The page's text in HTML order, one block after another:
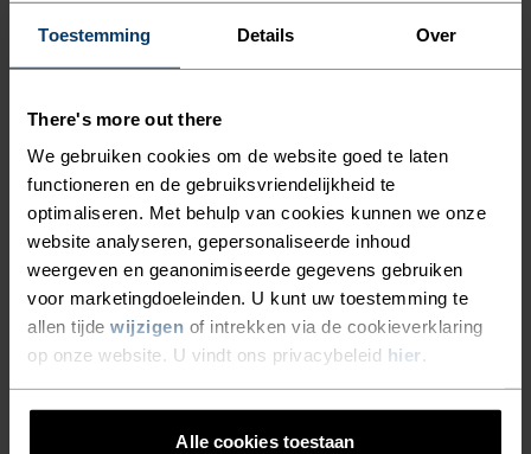
Toestemming Details Over
There's more out there
We gebruiken cookies om de website goed te laten
functioneren en de gebruiksvriendelijkheid te
optimaliseren. Met behulp van cookies kunnen we onze
website analyseren, gepersonaliseerde inhoud
weergeven en geanonimiseerde gegevens gebruiken
voor marketingdoeleinden. U kunt uw toestemming te
allen tijde wijzigen of intrekken via de cookieverklaring
op onze website. U vindt ons privacybeleid hier .
Alle cookies toestaan
-30%
Zeroweight Pro Warm
Reflective Hardloopjack
€132,95€189,95
(5)
Hardloopjack
€97,95€139,95
(13)
-30%
% %
Explorer Windproof
€83,95€119,95
-30%
Parka 2L Jacket
€279,95€399,95